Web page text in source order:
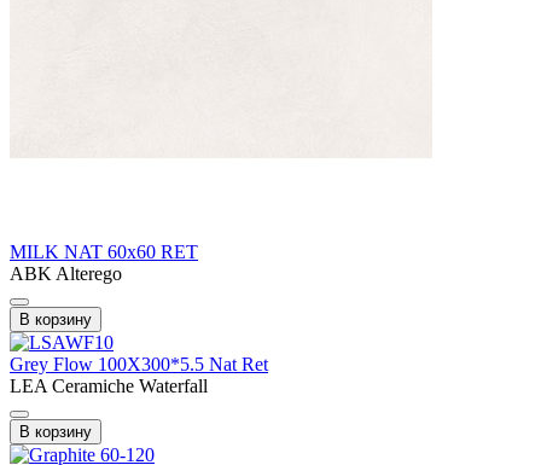
MILK NAT 60x60 RET
ABK Alterego
В корзину
Grey Flow 100X300*5.5 Nat Ret
LEA Ceramiche Waterfall
В корзину